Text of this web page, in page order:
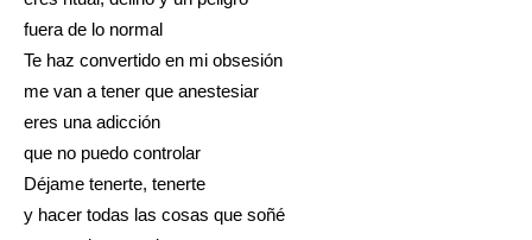
fuera de lo normal
Te haz convertido en mi obsesión
me van a tener que anestesiar
eres una adicción
que no puedo controlar
Déjame tenerte, tenerte
y hacer todas las cosas que soñé